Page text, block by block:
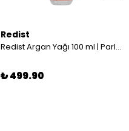
Redist
Redist Argan Yağı 100 ml | Parlaklık ve Derinlemesine Besleyici Etki
₺ 499.90